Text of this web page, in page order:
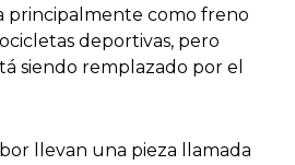
principalmente como freno
deportivas, pero
siendo remplazado por el
llevan una pieza llamada